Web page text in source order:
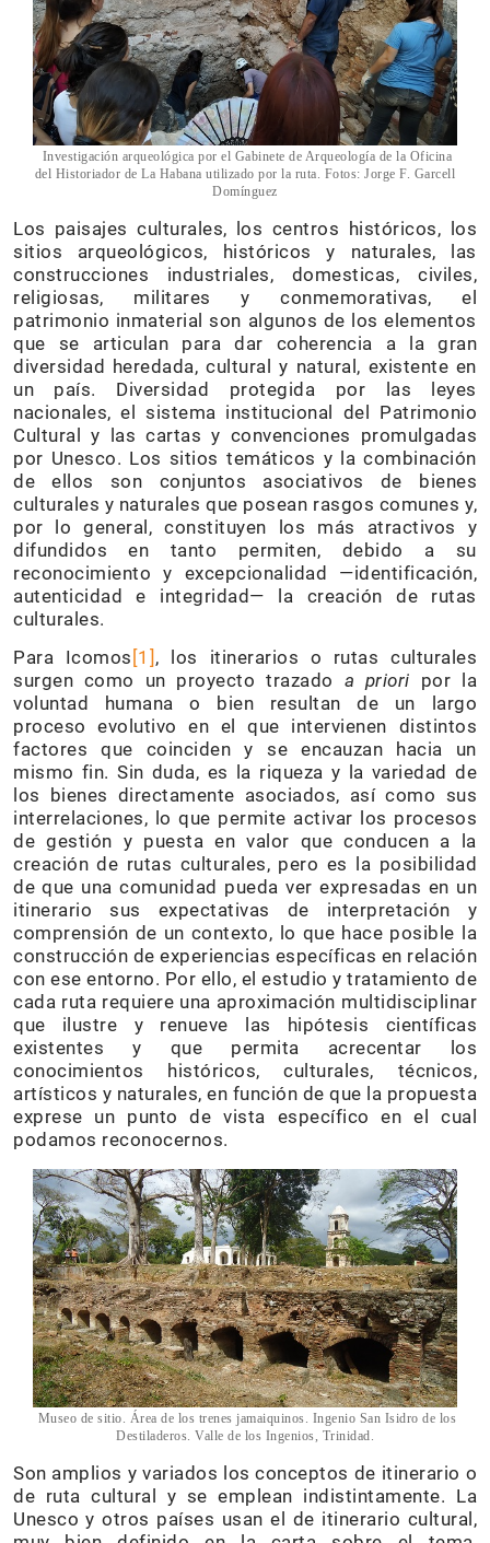
Investigación arqueológica por el Gabinete de Arqueología de la Oficina
del Historiador de La Habana utilizado por la ruta. Fotos: Jorge F. Garcell
Domínguez
Los paisajes culturales, los centros históricos, los
sitios arqueológicos, históricos y naturales, las
construcciones industriales, domesticas, civiles,
religiosas, militares y conmemorativas, el
patrimonio inmaterial son algunos de los elementos
que se articulan para dar coherencia a la gran
diversidad heredada, cultural y natural, existente en
un país. Diversidad protegida por las leyes
nacionales, el sistema institucional del Patrimonio
Cultural y las cartas y convenciones promulgadas
por Unesco. Los sitios temáticos y la combinación
de ellos son conjuntos asociativos de bienes
culturales y naturales que posean rasgos comunes y,
por lo general, constituyen los más atractivos y
difundidos en tanto permiten, debido a su
reconocimiento y excepcionalidad —identificación,
autenticidad e integridad— la creación de rutas
culturales.
Para Icomos [1] , los itinerarios o rutas culturales
surgen como un proyecto trazado a priori por la
voluntad humana o bien resultan de un largo
proceso evolutivo en el que intervienen distintos
factores que coinciden y se encauzan hacia un
mismo fin. Sin duda, es la riqueza y la variedad de
los bienes directamente asociados, así como sus
interrelaciones, lo que permite activar los procesos
de gestión y puesta en valor que conducen a la
creación de rutas culturales, pero es la posibilidad
de que una comunidad pueda ver expresadas en un
itinerario sus expectativas de interpretación y
comprensión de un contexto, lo que hace posible la
construcción de experiencias específicas en relación
con ese entorno. Por ello, el estudio y tratamiento de
cada ruta requiere una aproximación multidisciplinar
que ilustre y renueve las hipótesis científicas
existentes y que permita acrecentar los
conocimientos históricos, culturales, técnicos,
artísticos y naturales, en función de que la propuesta
exprese un punto de vista específico en el cual
podamos reconocernos.
Museo de sitio. Área de los trenes jamaiquinos. Ingenio San Isidro de los
Destiladeros. Valle de los Ingenios, Trinidad.
Son amplios y variados los conceptos de itinerario o
de ruta cultural y se emplean indistintamente. La
Unesco y otros países usan el de itinerario cultural,